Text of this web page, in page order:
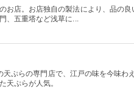
お店。お店独自の製法により、品の
、五重塔など浅草に...
ぷらの専門店で、江戸の味を今味わ
天ぷらが人気。